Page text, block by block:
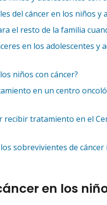
del cáncer en los niños y
el resto de la familia
en los adolescentes y
niños con cáncer?
en un centro
recibir tratamiento en el
sobrevivientes de
en los